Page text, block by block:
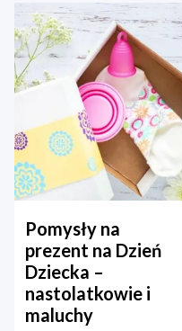
Pomysły na
prezent na Dzień
Dziecka –
nastolatkowie i
maluchy